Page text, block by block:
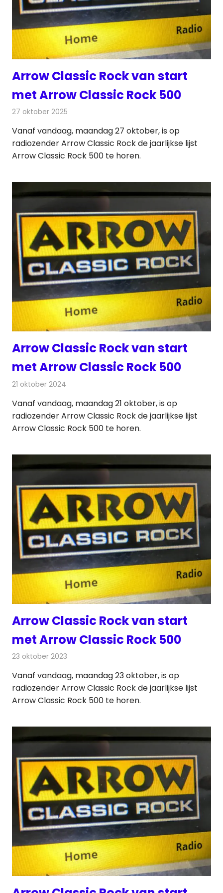
Arrow Classic Rock van start
met Arrow Classic Rock 500
27 oktober 2025
Vanaf vandaag, maandag 27 oktober, is op
radiozender Arrow Classic Rock de jaarlijkse lijst
Arrow Classic Rock 500 te horen.
Arrow Classic Rock van start
met Arrow Classic Rock 500
21 oktober 2024
Vanaf vandaag, maandag 21 oktober, is op
radiozender Arrow Classic Rock de jaarlijkse lijst
Arrow Classic Rock 500 te horen.
Arrow Classic Rock van start
met Arrow Classic Rock 500
23 oktober 2023
Vanaf vandaag, maandag 23 oktober, is op
radiozender Arrow Classic Rock de jaarlijkse lijst
Arrow Classic Rock 500 te horen.